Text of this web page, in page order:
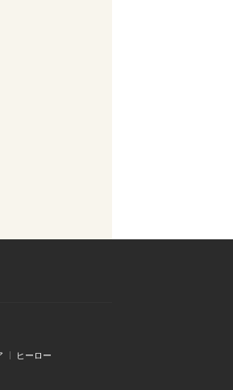
ヒーロー